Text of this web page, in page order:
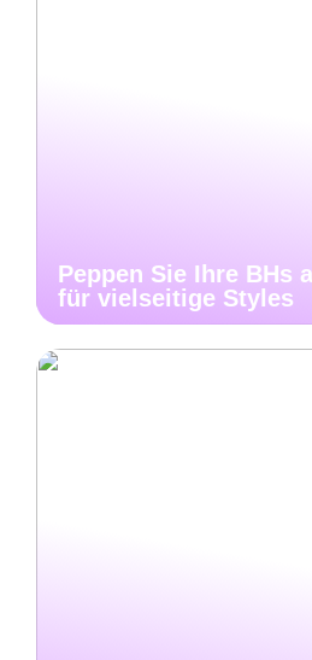
Peppen Sie Ihre BHs
für vielseitige Styles